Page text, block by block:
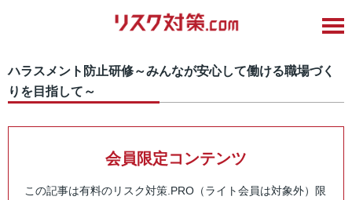
ハラスメント防止研修～みんなが安心して働ける職場づく
りを目指して～
会員限定コンテンツ
この記事は有料のリスク対策.PRO（ライト会員は対象外）限